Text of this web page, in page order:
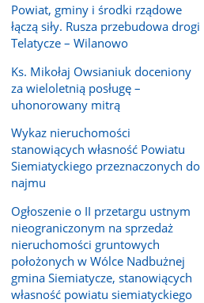
Powiat, gminy i środki rządowe
łączą siły. Rusza przebudowa drogi
Telatycze – Wilanowo
Ks. Mikołaj Owsianiuk doceniony
za wieloletnią posługę –
uhonorowany mitrą
Wykaz nieruchomości
stanowiących własność Powiatu
Siemiatyckiego przeznaczonych do
najmu
Ogłoszenie o II przetargu ustnym
nieograniczonym na sprzedaż
nieruchomości gruntowych
położonych w Wólce Nadbużnej
gmina Siemiatycze, stanowiących
własność powiatu siemiatyckiego